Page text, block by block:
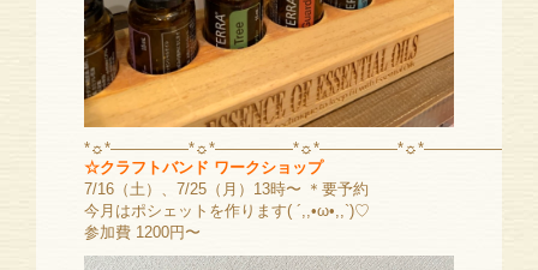
*☼*―――――*☼*―――――*☼*―――――*☼*―――――
☆クラフトバンド ワークショップ
7/16（土）、7/25（月）13時〜 ＊要予約
今月はポシェットを作ります( ´,,•ω•,,`)♡
参加費 1200円〜